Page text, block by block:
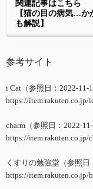
関連記事はこちら
【猫の目の病気…か
も解説】
参考サイト
i Cat（参照日：2022-11-
https://item.rakuten.co.jp/
charm（参照日：2022-11-
https://item.rakuten.co.jp/
くすりの勉強堂（参照日
https://item.rakuten.co.jp/